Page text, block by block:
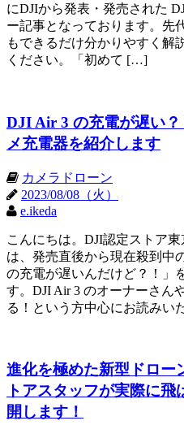
にDJIから発表・発売された
ー記事となっております。先
もできるだけ分かりやすく解
ください。「初めて […]
DJI Air 3 の充電が遅い
メ充電器を紹介します
カメラドローン
2023/08/08（火）
e.ikeda
こんにちは。DJI認定ストア
は、発売直後から現在殺到中
の充電が遅いんだけど？！」
す。DJI Air 3 のオーナーさん
る！という方中心にお読み
進化を極めた新型ドロ
トアスタッフが実際に
開します！